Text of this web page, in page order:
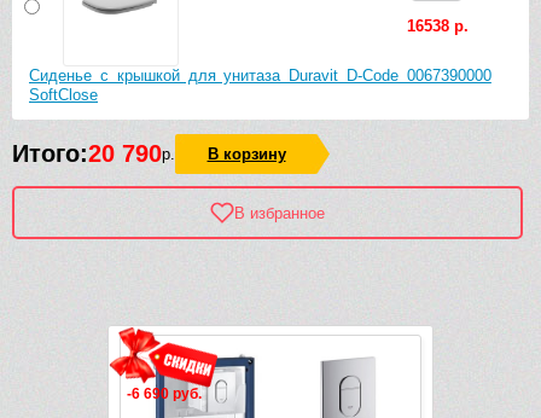
Сиденье с крышкой для унитаза Duravit D-Code 0067390000
SoftClose
16538 р.
Итого:20 790р. В корзину
В избранное
-6 690 руб.